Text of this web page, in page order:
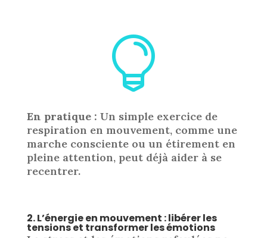

En pratique : Un simple exercice de
respiration en mouvement, comme une
marche consciente ou un étirement en
pleine attention, peut déjà aider à se
recentrer.
2. L’énergie en mouvement : libérer les
tensions et transformer les émotions